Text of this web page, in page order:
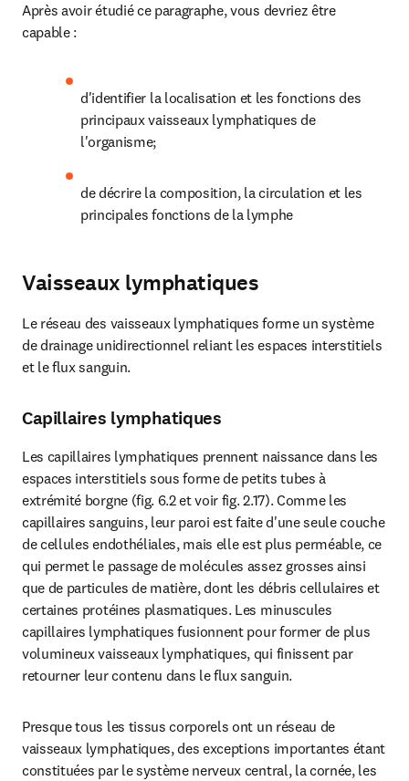
Après avoir étudié ce paragraphe, vous devriez être
capable :
d'identifier la localisation et les fonctions des
principaux vaisseaux lymphatiques de
l'organisme;
de décrire la composition, la circulation et les
principales fonctions de la lymphe
Vaisseaux lymphatiques
Le réseau des vaisseaux lymphatiques forme un système
de drainage unidirectionnel reliant les espaces interstitiels
et le flux sanguin.
Capillaires lymphatiques
Les capillaires lymphatiques prennent naissance dans les
espaces interstitiels sous forme de petits tubes à
extrémité borgne (fig. 6.2 et voir fig. 2.17). Comme les
capillaires sanguins, leur paroi est faite d'une seule couche
de cellules endothéliales, mais elle est plus perméable, ce
qui permet le passage de molécules assez grosses ainsi
que de particules de matière, dont les débris cellulaires et
certaines protéines plasmatiques. Les minuscules
capillaires lymphatiques fusionnent pour former de plus
volumineux vaisseaux lymphatiques, qui finissent par
retourner leur contenu dans le flux sanguin.
Presque tous les tissus corporels ont un réseau de
vaisseaux lymphatiques, des exceptions importantes étant
constituées par le système nerveux central, la cornée, les